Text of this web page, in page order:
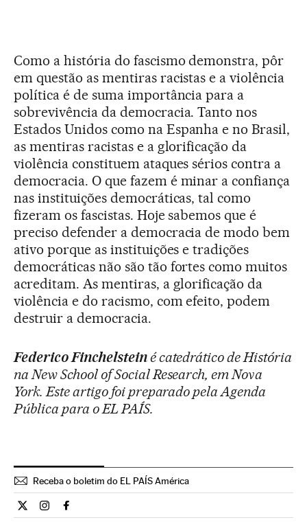
Como a história do fascismo demonstra, pôr
em questão as mentiras racistas e a violência
política é de suma importância para a
sobrevivência da democracia. Tanto nos
Estados Unidos como na Espanha e no Brasil,
as mentiras racistas e a glorificação da
violência constituem ataques sérios contra a
democracia. O que fazem é minar a confiança
nas instituições democráticas, tal como
fizeram os fascistas. Hoje sabemos que é
preciso defender a democracia de modo bem
ativo porque as instituições e tradições
democráticas não são tão fortes como muitos
acreditam. As mentiras, a glorificação da
violência e do racismo, com efeito, podem
destruir a democracia.
Federico Finchelsteiné catedrático de História
na New School of Social Research, em Nova
York. Este artigo foi preparado pela Agenda
Pública para o EL PAÍS.
Receba o boletim do EL PAÍS América
Opiniao El País Brasil en Twitter
Opiniao El País Brasil en Instagram
Opiniao El País Brasil en Facebook